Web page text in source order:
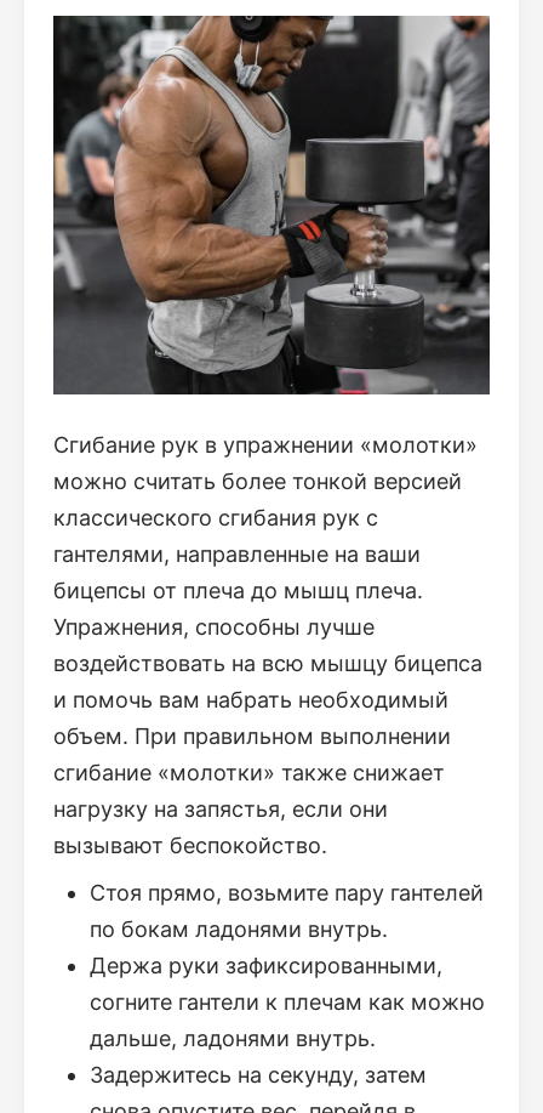
Сгибание рук в упражнении «молотки»
можно считать более тонкой версией
классического сгибания рук с
гантелями, направленные на ваши
бицепсы от плеча до мышц плеча.
Упражнения, способны лучше
воздействовать на всю мышцу бицепса
и помочь вам набрать необходимый
объем. При правильном выполнении
сгибание «молотки» также снижает
нагрузку на запястья, если они
вызывают беспокойство.
Стоя прямо, возьмите пару гантелей
по бокам ладонями внутрь.
Держа руки зафиксированными,
согните гантели к плечам как можно
дальше, ладонями внутрь.
Задержитесь на секунду, затем